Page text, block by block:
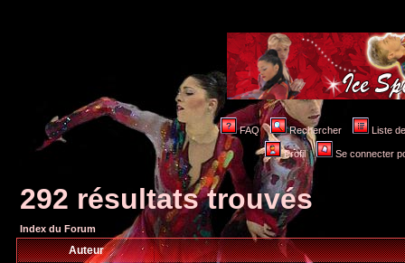
FAQ Rechercher Liste
Profil Se connecter
292 résultats trouvés
Index du Forum
Auteur